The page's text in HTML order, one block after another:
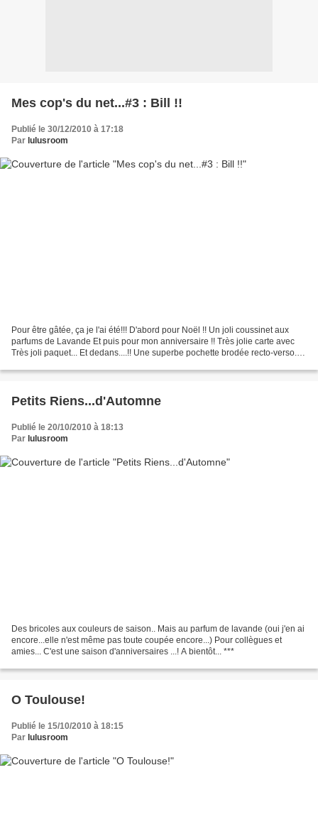
Mes cop's du net...#3 : Bill !!
Publié le 30/12/2010 à 17:18
Par lulusroom
Pour être gâtée, ça je l'ai été!!! D'abord pour Noël !! Un joli coussinet aux
parfums de Lavande Et puis pour mon anniversaire !! Très jolie carte avec
Très joli paquet... Et dedans....!! Une superbe pochette brodée recto-verso....
Petits Riens...d'Automne
Publié le 20/10/2010 à 18:13
Par lulusroom
Des bricoles aux couleurs de saison.. Mais au parfum de lavande (oui j'en ai
encore...elle n'est même pas toute coupée encore...) Pour collègues et
amies... C'est une saison d'anniversaires ...! A bientôt... ***
O Toulouse!
Publié le 15/10/2010 à 18:15
Par lulusroom